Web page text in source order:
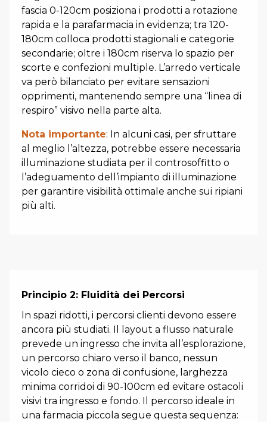
fascia 0-120cm posiziona i prodotti a rotazione
rapida e la parafarmacia in evidenza; tra 120-
180cm colloca prodotti stagionali e categorie
secondarie; oltre i 180cm riserva lo spazio per
scorte e confezioni multiple. L’arredo verticale
va però bilanciato per evitare sensazioni
opprimenti, mantenendo sempre una “linea di
respiro” visivo nella parte alta.
Nota importante: In alcuni casi, per sfruttare
al meglio l’altezza, potrebbe essere necessaria
illuminazione studiata per il controsoffitto o
l’adeguamento dell’impianto di illuminazione
per garantire visibilità ottimale anche sui ripiani
più alti.
Principio 2: Fluidità dei Percorsi
In spazi ridotti, i percorsi clienti devono essere
ancora più studiati. Il layout a flusso naturale
prevede un ingresso che invita all’esplorazione,
un percorso chiaro verso il banco, nessun
vicolo cieco o zona di confusione, larghezza
minima corridoi di 90-100cm ed evitare ostacoli
visivi tra ingresso e fondo. Il percorso ideale in
una farmacia piccola segue questa sequenza: